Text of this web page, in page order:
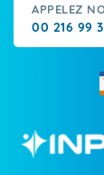
APPELEZ
00 216 99